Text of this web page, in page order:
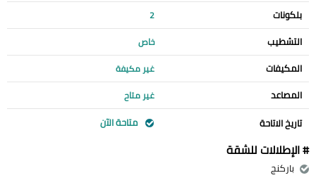
بلكونات 2
التشطيب خاص
المكيفات غير مكيفة
المصاعد غير متاح
تاريخ الاتاحة متاحة الآن
# الإطلالات للشقة
باركنج